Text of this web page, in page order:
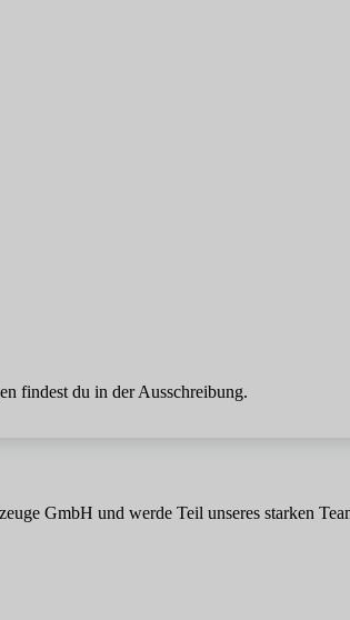
findest du in der Ausschreibung.
GmbH und werde Teil unseres starken